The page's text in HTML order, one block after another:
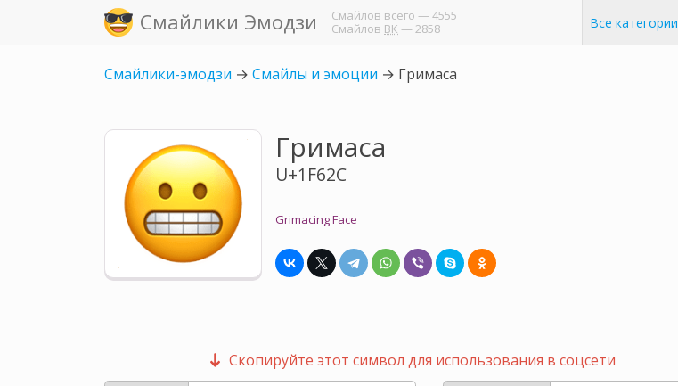
Смайлики Эмодзи Смайлов всего — 4555
Смайлов ВК — 2858 Все категории
Смайлики-эмодзи → Смайлы и эмоции → Гримаса
Гримаса
U+1F62C
Grimacing Face
Скопируйте этот символ для использования в соцсети